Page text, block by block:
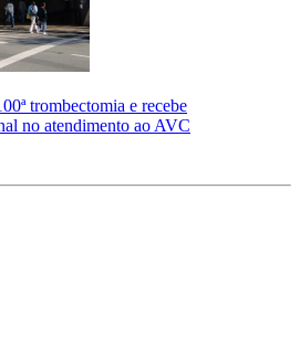
trombectomia e recebe
no atendimento ao AVC